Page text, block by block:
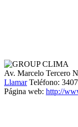
Av. Marcelo Tercero
Llamar Teléfono:
Página web: http://